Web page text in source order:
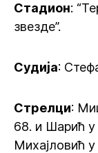
Стадион:
звезде”.
Судија:
Стрелци:
68. и Шарић у
Михајловић